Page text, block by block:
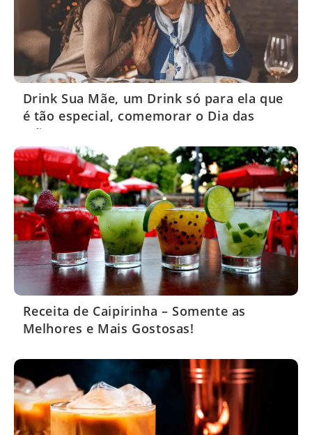
Drink Sua Mãe, um Drink só para ela que
é tão especial, comemorar o Dia das
Mães!
Receita de Caipirinha – Somente as
Melhores e Mais Gostosas!